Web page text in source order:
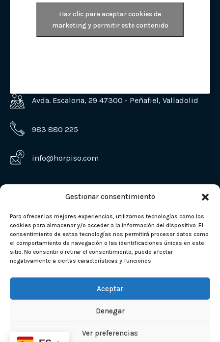
Gestionar consentimiento
Para ofrecer las mejores experiencias, utilizamos tecnologías como las
cookies para almacenar y/o acceder a la información del dispositivo. El
consentimiento de estas tecnologías nos permitirá procesar datos como
el comportamiento de navegación o las identificaciones únicas en este
sitio. No consentir o retirar el consentimiento, puede afectar
negativamente a ciertas características y funciones.
Aceptar
Denegar
Ver preferencias
Haz clic para aceptar cookies de
marketing y permitir este contenido
Avda. Escalona, 29 47300 - Peñafiel, Valladolid
983 880 225
info@horpiso.com
©HORPISO 2024|Accesibilidad-Política de cookies-Aviso Legal